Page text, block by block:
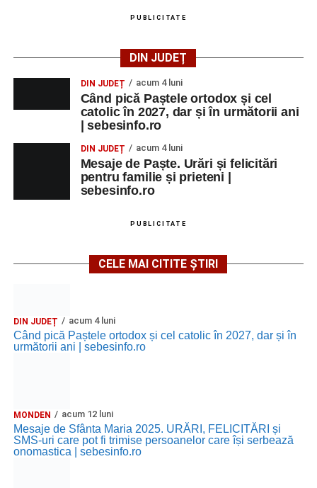
2026 a adus emoție și aplauze la Sebeș
Messenger WhatsApp Twitter/X Email
PUBLICITATE
DIN JUDEȚ
DIN JUDEȚ acum 4 luni
Când pică Paștele ortodox și cel
catolic în 2027, dar și în următorii ani
| sebesinfo.ro
DIN JUDEȚ acum 4 luni
Mesaje de Paște. Urări și felicitări
pentru familie și prieteni |
sebesinfo.ro
PUBLICITATE
CELE MAI CITITE ȘTIRI
DIN JUDEȚ acum 4 luni
Când pică Paștele ortodox și cel catolic în 2027, dar și în
următorii ani | sebesinfo.ro
MONDEN acum 12 luni
Mesaje de Sfânta Maria 2025. URĂRI, FELICITĂRI și
SMS-uri care pot fi trimise persoanelor care își serbează
onomastica | sebesinfo.ro